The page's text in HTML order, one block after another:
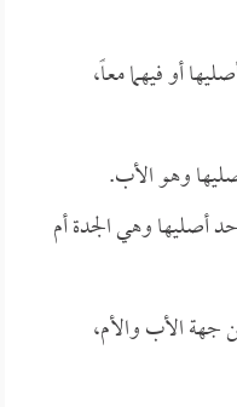
أو فيهما معاً،
وهو الأب.
أصليها وهي الجدة أم
جهة الأب والأم،